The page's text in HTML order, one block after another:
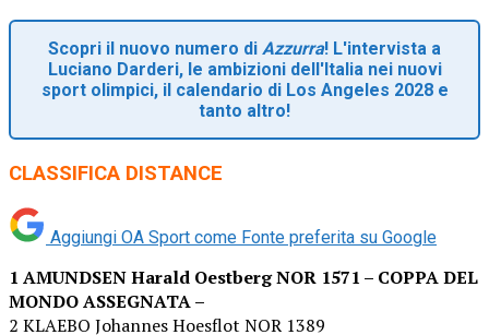
Scopri il nuovo numero di Azzurra! L'intervista a
Luciano Darderi, le ambizioni dell'Italia nei nuovi
sport olimpici, il calendario di Los Angeles 2028 e
tanto altro!
CLASSIFICA DISTANCE
Aggiungi OA Sport come Fonte preferita su Google
1 AMUNDSEN Harald Oestberg NOR 1571 – COPPA DEL
MONDO ASSEGNATA –
2 KLAEBO Johannes Hoesflot NOR 1389